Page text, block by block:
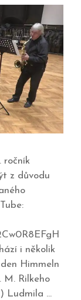
ročník
z důvodu
i několik
Himmeln
M. Rilkeho
Ludmila …